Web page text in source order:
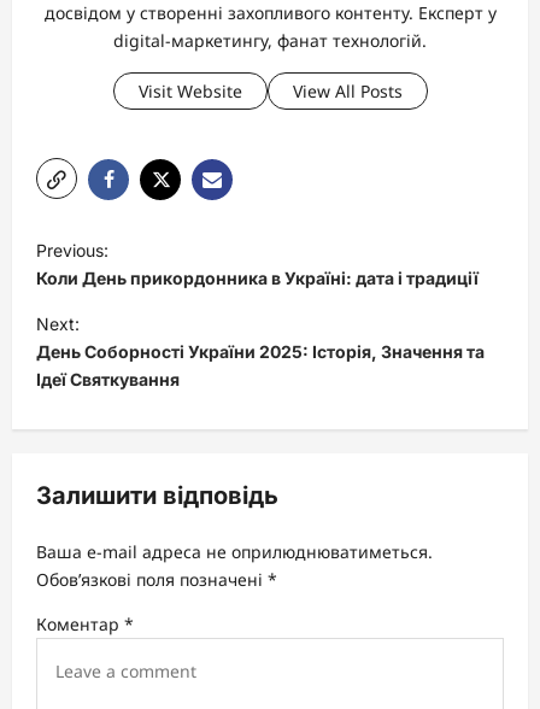
досвідом у створенні захопливого контенту. Експерт у
digital-маркетингу, фанат технологій.
Visit Website View All Posts
P
o
s
t
n
a
i
a
i
Previous:
Коли День прикордонника в Україні: дата і традиції
Next:
День Соборності України 2025: Історія, Значення та
Ідеї Святкування
Залишити відповідь
Ваша e-mail адреса не оприлюднюватиметься.
Обов’язкові поля позначені *
Коментар *